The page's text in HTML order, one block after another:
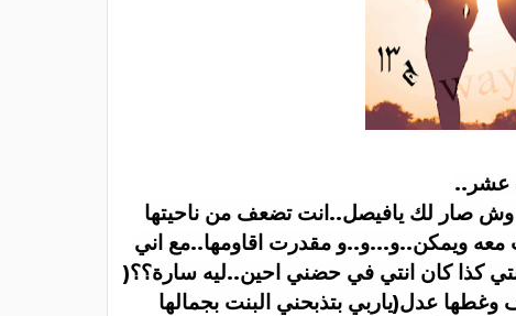
عشر ..
صار لك يافيصل..انت تضعف من ناحيتها
ويمكن..و...و..و مقدرت اقاومها..مع اني
كذا كان انتي في حضني احين..ليه سارة؟؟)
وغطها عدل(ياربي بتذبحني البنت بجمالها